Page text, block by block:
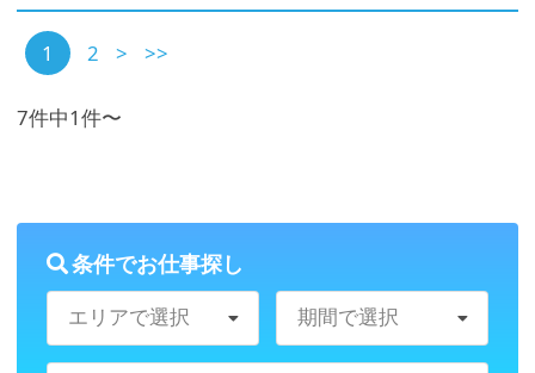
1 2 > >>
7件中1件〜
条件でお仕事探し
エリアで選択 期間で選択